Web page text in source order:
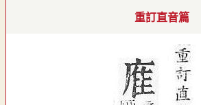
重訂直音篇